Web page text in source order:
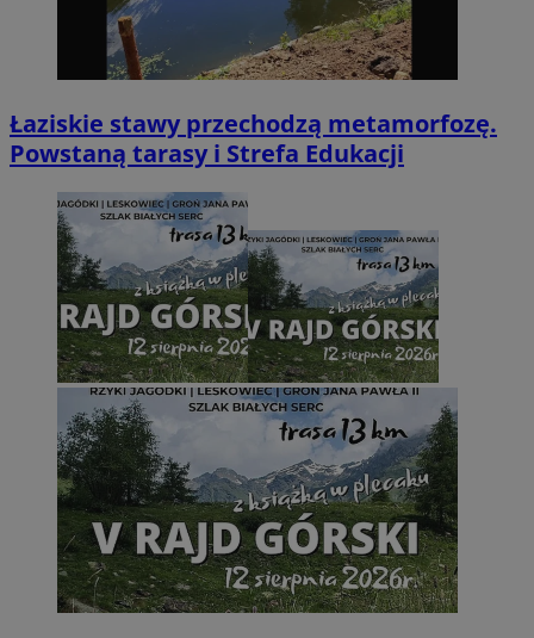
Łaziskie stawy przechodzą metamorfozę.
Powstaną tarasy i Strefa Edukacji